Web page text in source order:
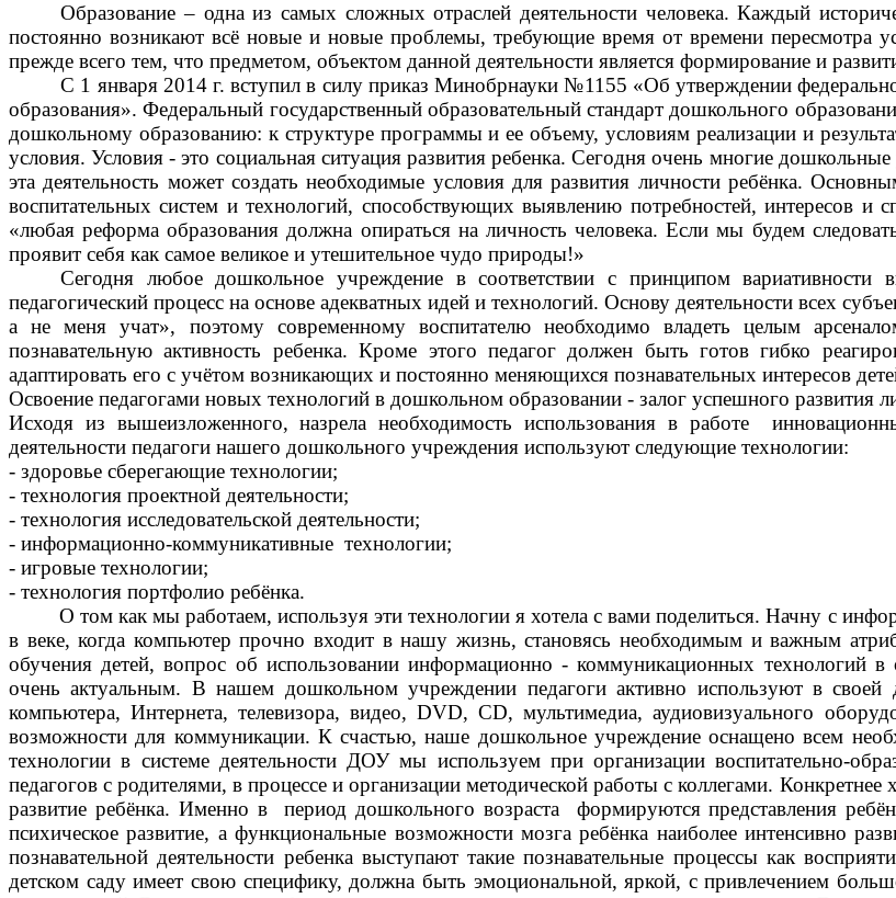
Образование – одна из самых сложных отраслей деятельности человека. Каждый
постоянно возникают всё новые и новые проблемы, требующие время от времени пересмотра
прежде всего тем, что предметом, объектом данной деятельности является формирование и
С 1 января 2014 г. вступил в силу приказ Минобрнауки №1155 «Об утверждении
образования». Федеральный государственный образовательный стандарт дошкольного
дошкольному образованию: к структуре программы и ее объему, условиям реализации и
условия. Условия - это социальная ситуация развития ребенка. Сегодня очень многие
эта деятельность может создать необходимые условия для развития личности ребёнка.
воспитательных систем и технологий, способствующих выявлению потребностей, интересов
«любая реформа образования должна опираться на личность человека. Если мы будем
проявит себя как самое великое и утешительное чудо природы!»
Сегодня любое дошкольное учреждение в соответствии с принципом вариативности
педагогический процесс на основе адекватных идей и технологий. Основу деятельности всех
а не меня учат», поэтому современному воспитателю необходимо владеть целым
познавательную активность ребенка. Кроме этого педагог должен быть готов гибко
адаптировать его с учётом возникающих и постоянно меняющихся познавательных интересов
Освоение педагогами новых технологий в дошкольном образовании - залог успешного развития
Исходя из вышеизложенного, назрела необходимость использования в работе
деятельности педагоги нашего дошкольного учреждения используют следующие технологии:
- здоровье сберегающие технологии;
- технология проектной деятельности;
- технология исследовательской деятельности;
- информационно-коммуникативные технологии;
- игровые технологии;
- технология портфолио ребёнка.
О том как мы работаем, используя эти технологии я хотела с вами поделиться. Начну с
в веке, когда компьютер прочно входит в нашу жизнь, становясь необходимым и важным
обучения детей, вопрос об использовании информационно - коммуникационных технологий
очень актуальным. В нашем дошкольном учреждении педагоги активно используют в
компьютера, Интернета, телевизора, видео, DVD, CD, мультимедиа, аудиовизуального
возможности для коммуникации. К счастью, наше дошкольное учреждение оснащено всем
технологии в системе деятельности ДОУ мы используем при организации воспитательно-
педагогов с родителями, в процессе и организации методической работы с коллегами.
развитие ребёнка. Именно в период дошкольного возраста формируются представления
психическое развитие, а функциональные возможности мозга ребёнка наиболее интенсивно
познавательной деятельности ребенка выступают такие познавательные процессы как
детском саду имеет свою специфику, должна быть эмоциональной, яркой, с привлечением